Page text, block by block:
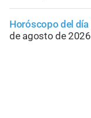
Horóscopo del día
de agosto de 2026